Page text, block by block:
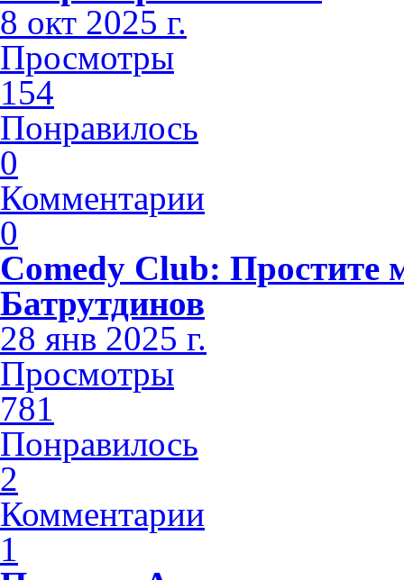
8 окт 2025 г.
Просмотры
154
Понравилось
0
Комментарии
0
Comedy Club:
Батрутдинов
28 янв 2025 г.
Просмотры
781
Понравилось
2
Комментарии
1